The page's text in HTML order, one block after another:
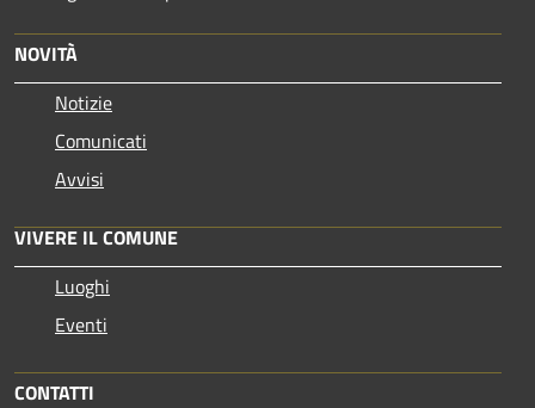
NOVITÀ
Notizie
Comunicati
Avvisi
VIVERE IL COMUNE
Luoghi
Eventi
CONTATTI